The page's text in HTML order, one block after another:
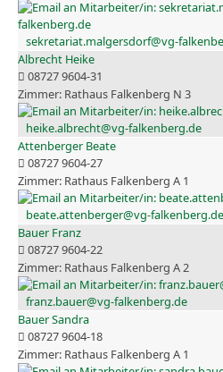
sekretariat.malgersdorf@vg-
Albrecht Heike
08727 9604-31
Rathaus Falkenberg N 3
heike.albrecht@vg-falkenberg.de
Attenberger Beate
08727 9604-27
Rathaus Falkenberg A 1
beate.attenberger@vg-falkenberg.de
Bauer Franz
08727 9604-22
Rathaus Falkenberg A 2
franz.bauer@vg-falkenberg.de
Bauer Sandra
08727 9604-18
Rathaus Falkenberg A 1